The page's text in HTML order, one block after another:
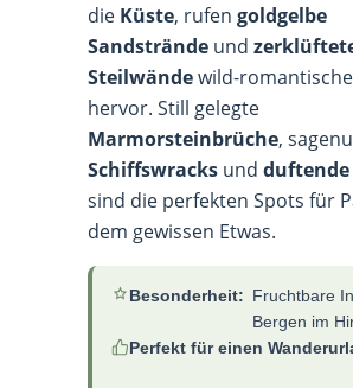
die Küste, rufen goldgelbe
Sandstrände und
Steilwändewild-
hervor. Still gelegte
Marmorsteinbrüche,
Schiffswracks und duftende
sind die perfekten Spots für
dem gewissen Etwas.
Besonderheit: Fruchtbare
Bergen im
Perfekt für einen